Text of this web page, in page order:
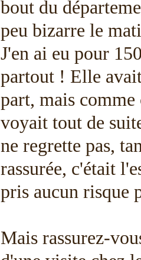
bout du
peu bizarre le
J'en ai eu pour
partout ! Elle
part, mais comme
voyait tout de
ne regrette pas,
rassurée, c'était
pris aucun risque
Mais rassurez-